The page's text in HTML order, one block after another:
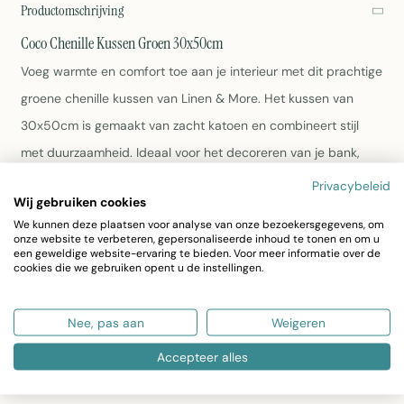
Productomschrijving
Coco Chenille Kussen Groen 30x50cm
Voeg warmte en comfort toe aan je interieur met dit prachtige
groene chenille kussen van Linen & More. Het kussen van
30x50cm is gemaakt van zacht katoen en combineert stijl
met duurzaamheid. Ideaal voor het decoreren van je bank,
Afmeting: 30x50cm
Materiaal: Katoen chenille
Kleur: Groen
Eenvoudig wasbaar volgens labeletiket
Coco Chenille Kussen Groen 30x50cm – Linen & More
Specificaties
Privacybeleid
Wij gebruiken cookies
We kunnen deze plaatsen voor analyse van onze bezoekersgegevens, om
onze website te verbeteren, gepersonaliseerde inhoud te tonen en om u
een geweldige website-ervaring te bieden. Voor meer informatie over de
cookies die we gebruiken opent u de instellingen.
Nee, pas aan Weigeren
Accepteer alles